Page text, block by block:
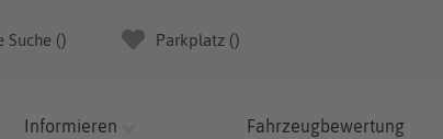
Suche () Parkplatz ()
Informieren Fahrzeugbewertung